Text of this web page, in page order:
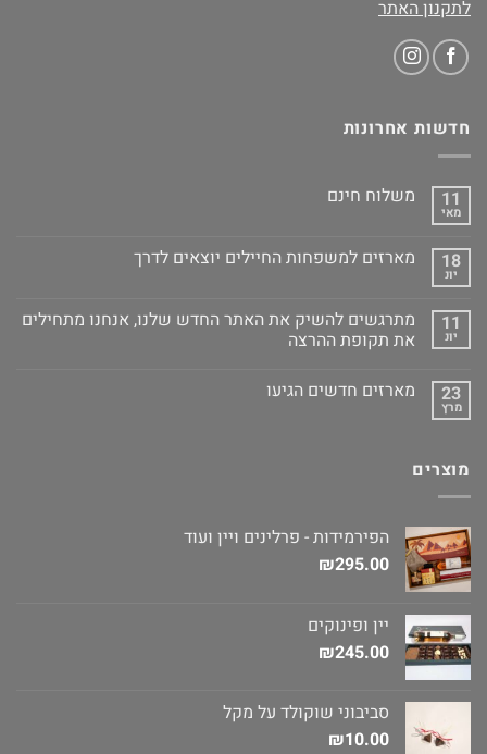
לתקנון האתר
חדשות אחרונות
11
מאי
משלוח חינם
18
יונ
מארזים למשפחות החיילים יוצאים לדרך
11
יונ
מתרגשים להשיק את האתר החדש שלנו, אנחנו מתחילים
את תקופת ההרצה
23
מרץ
מארזים חדשים הגיעו
מוצרים
הפירמידות - פרלינים ויין ועוד
₪295.00
יין ופינוקים
₪245.00
סביבוני שוקולד על מקל
₪10.00